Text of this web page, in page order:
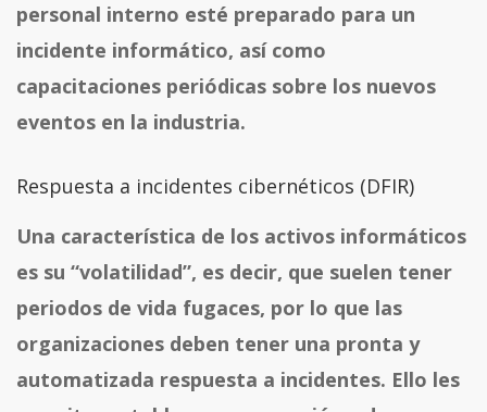
personal interno esté preparado para un
incidente informático, así como
capacitaciones periódicas sobre los nuevos
eventos en la industria.
Respuesta a incidentes cibernéticos (DFIR)
Una característica de los activos informáticos
es su “volatilidad”, es decir, que suelen tener
periodos de vida fugaces, por lo que las
organizaciones deben tener una pronta y
automatizada respuesta a incidentes. Ello les